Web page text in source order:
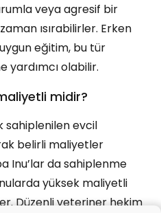
veya agresif bir
ısırabilirler. Erken
eğitim, bu tür
yardımcı olabilir.
midir?
sahiplenilen evcil
belirli maliyetler
Inu’lar da sahiplenme
yüksek maliyetli
Düzenli veteriner hekim